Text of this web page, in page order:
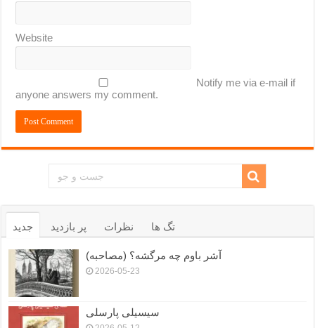
Website
Notify me via e-mail if
anyone answers my comment.
جدید پر بازدید نظرات تگ ها
آشر باوم چه مرگشه؟ (مصاحبه)
2026-05-23
سیسیلی پارسلی